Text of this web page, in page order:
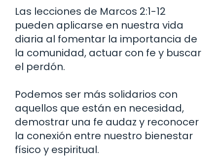
Las lecciones de Marcos 2:1-12
pueden aplicarse en nuestra vida
diaria al fomentar la importancia de
la comunidad, actuar con fe y buscar
el perdón.
Podemos ser más solidarios con
aquellos que están en necesidad,
demostrar una fe audaz y reconocer
la conexión entre nuestro bienestar
físico y espiritual.